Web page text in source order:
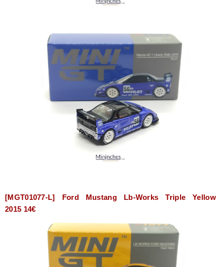
[MGT01077-L] Ford Mustang Lb-Works Triple Yellow
2015 14€